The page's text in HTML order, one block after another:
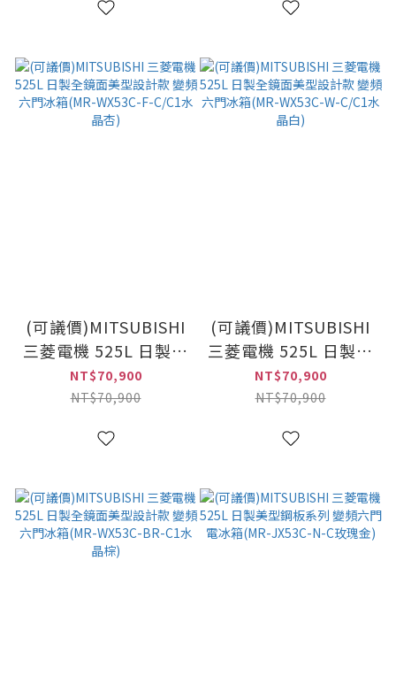
(可議價)MITSUBISHI
三菱電機 525L 日製全
鏡面美型設計款 變頻
六門冰箱(MR-WX53C-
NT$70,900
NT$70,900
(可議價)MITSUBISHI
三菱電機 525L 日製全
鏡面美型設計款 變頻
六門冰箱(MR-WX53C-
NT$70,900
NT$70,900